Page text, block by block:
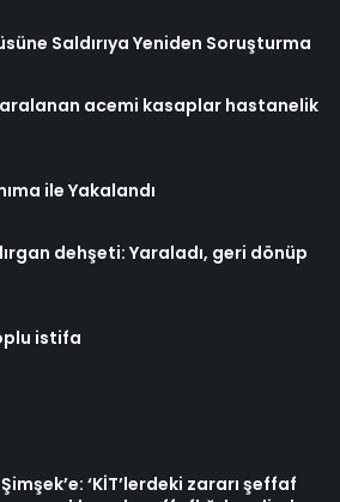
Saldırıya Yeniden Soruşturma
acemi kasaplar hastanelik
ile Yakalandı
dehşeti: Yaraladı, geri dönüp
istifa
‘KİT’lerdeki zararı şeffaf